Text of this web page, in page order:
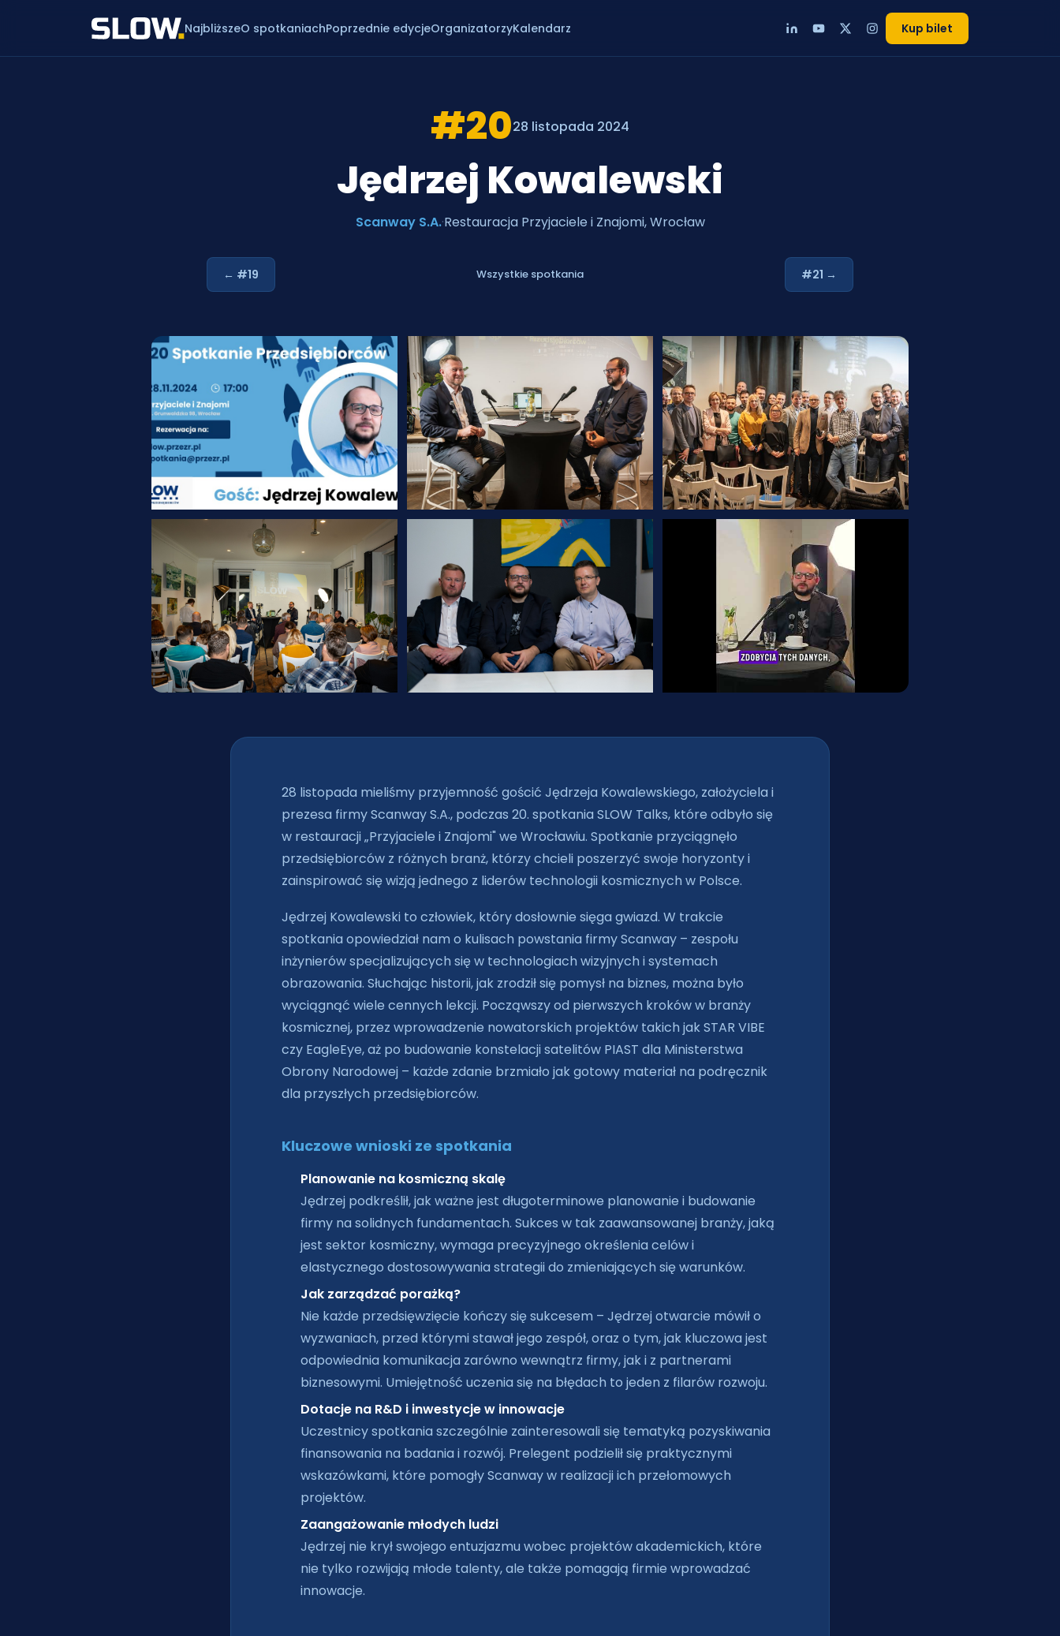
NajbliższeO spotkaniachPoprzednie edycjeOrganizatorzyKalendarz Kup bilet
#2028 listopada 2024
Jędrzej Kowalewski
Scanway S.A.·Restauracja Przyjaciele i Znajomi, Wrocław
← #19 Wszystkie spotkania #21 →
28 listopada mieliśmy przyjemność gościć Jędrzeja Kowalewskiego, założyciela i
prezesa firmy Scanway S.A., podczas 20. spotkania SLOW Talks, które odbyło się
w restauracji „Przyjaciele i Znajomi" we Wrocławiu. Spotkanie przyciągnęło
przedsiębiorców z różnych branż, którzy chcieli poszerzyć swoje horyzonty i
zainspirować się wizją jednego z liderów technologii kosmicznych w Polsce.
Jędrzej Kowalewski to człowiek, który dosłownie sięga gwiazd. W trakcie
spotkania opowiedział nam o kulisach powstania firmy Scanway – zespołu
inżynierów specjalizujących się w technologiach wizyjnych i systemach
obrazowania. Słuchając historii, jak zrodził się pomysł na biznes, można było
wyciągnąć wiele cennych lekcji. Począwszy od pierwszych kroków w branży
kosmicznej, przez wprowadzenie nowatorskich projektów takich jak STAR VIBE
czy EagleEye, aż po budowanie konstelacji satelitów PIAST dla Ministerstwa
Obrony Narodowej – każde zdanie brzmiało jak gotowy materiał na podręcznik
dla przyszłych przedsiębiorców.
Kluczowe wnioski ze spotkania
Planowanie na kosmiczną skalę
Jędrzej podkreślił, jak ważne jest długoterminowe planowanie i budowanie
firmy na solidnych fundamentach. Sukces w tak zaawansowanej branży, jaką
jest sektor kosmiczny, wymaga precyzyjnego określenia celów i
elastycznego dostosowywania strategii do zmieniających się warunków.
Jak zarządzać porażką?
Nie każde przedsięwzięcie kończy się sukcesem – Jędrzej otwarcie mówił o
wyzwaniach, przed którymi stawał jego zespół, oraz o tym, jak kluczowa jest
odpowiednia komunikacja zarówno wewnątrz firmy, jak i z partnerami
biznesowymi. Umiejętność uczenia się na błędach to jeden z filarów rozwoju.
Dotacje na R&D i inwestycje w innowacje
Uczestnicy spotkania szczególnie zainteresowali się tematyką pozyskiwania
finansowania na badania i rozwój. Prelegent podzielił się praktycznymi
wskazówkami, które pomogły Scanway w realizacji ich przełomowych
projektów.
Zaangażowanie młodych ludzi
Jędrzej nie krył swojego entuzjazmu wobec projektów akademickich, które
nie tylko rozwijają młode talenty, ale także pomagają firmie wprowadzać
innowacje.